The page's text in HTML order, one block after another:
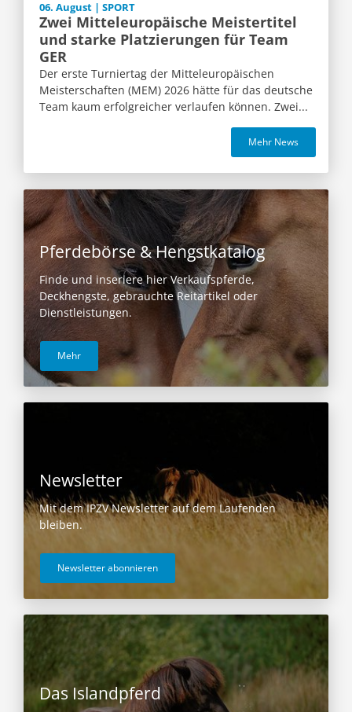
06. August | SPORT
Zwei Mitteleuropäische Meistertitel
und starke Platzierungen für Team
GER
Der erste Turniertag der Mitteleuropäischen
Meisterschaften (MEM) 2026 hätte für das deutsche
Team kaum erfolgreicher verlaufen können. Zwei...
Mehr News
Pferdebörse & Hengstkatalog
Finde und inseriere hier Verkaufspferde,
Deckhengste, gebrauchte Reitartikel oder
Dienstleistungen.
Mehr
Newsletter
Mit dem IPZV Newsletter auf dem Laufenden
bleiben.
Newsletter abonnieren
Das Islandpferd